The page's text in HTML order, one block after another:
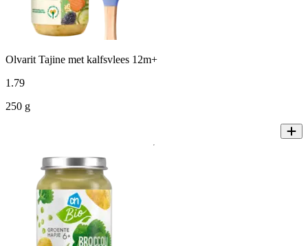
Olvarit Tajine met kalfsvlees 12m+
1 .79
250 g